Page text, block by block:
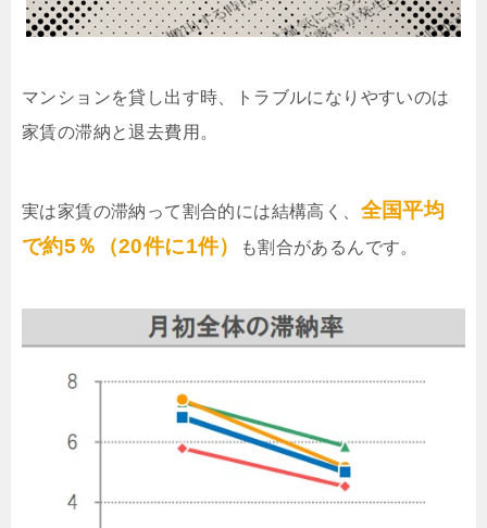
マンションを貸し出す時、トラブルになりやすいのは
家賃の滞納と退去費用。
実は家賃の滞納って割合的には結構高く、 全国平均
で約5％（20件に1件）
も割合があるんです。